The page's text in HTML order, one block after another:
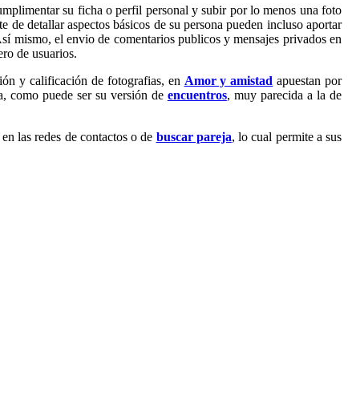
su ficha o perfil personal y subir por lo menos una foto
detallar aspectos básicos de su persona pueden incluso aportar
mismo, el envio de comentarios publicos y mensajes privados en
de usuarios.
y calificación de fotografias, en Amor y amistad apuestan por
como puede ser su versión de encuentros, muy parecida a la de
las redes de contactos o de buscar pareja, lo cual permite a sus